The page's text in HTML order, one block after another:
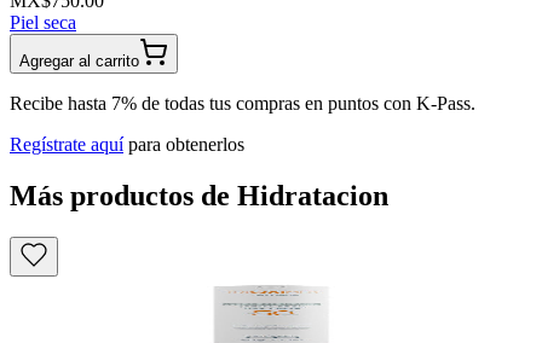
Piel seca
Agregar al carrito
Recibe hasta 7% de todas tus compras en puntos con K-Pass.
Regístrate aquí para obtenerlos
Más productos de Hidratacion